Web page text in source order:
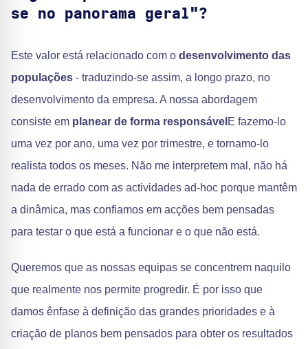
se no panorama geral"?
Este valor está relacionado com o desenvolvimento das
populações - traduzindo-se assim, a longo prazo, no
desenvolvimento da empresa. A nossa abordagem
consiste em planear de forma responsável E fazemo-lo
uma vez por ano, uma vez por trimestre, e tornamo-lo
realista todos os meses. Não me interpretem mal, não há
nada de errado com as actividades ad-hoc porque mantêm
a dinâmica, mas confiamos em acções bem pensadas
para testar o que está a funcionar e o que não está.
Queremos que as nossas equipas se concentrem naquilo
que realmente nos permite progredir. É por isso que
damos ênfase à definição das grandes prioridades e à
criação de planos bem pensados para obter os resultados